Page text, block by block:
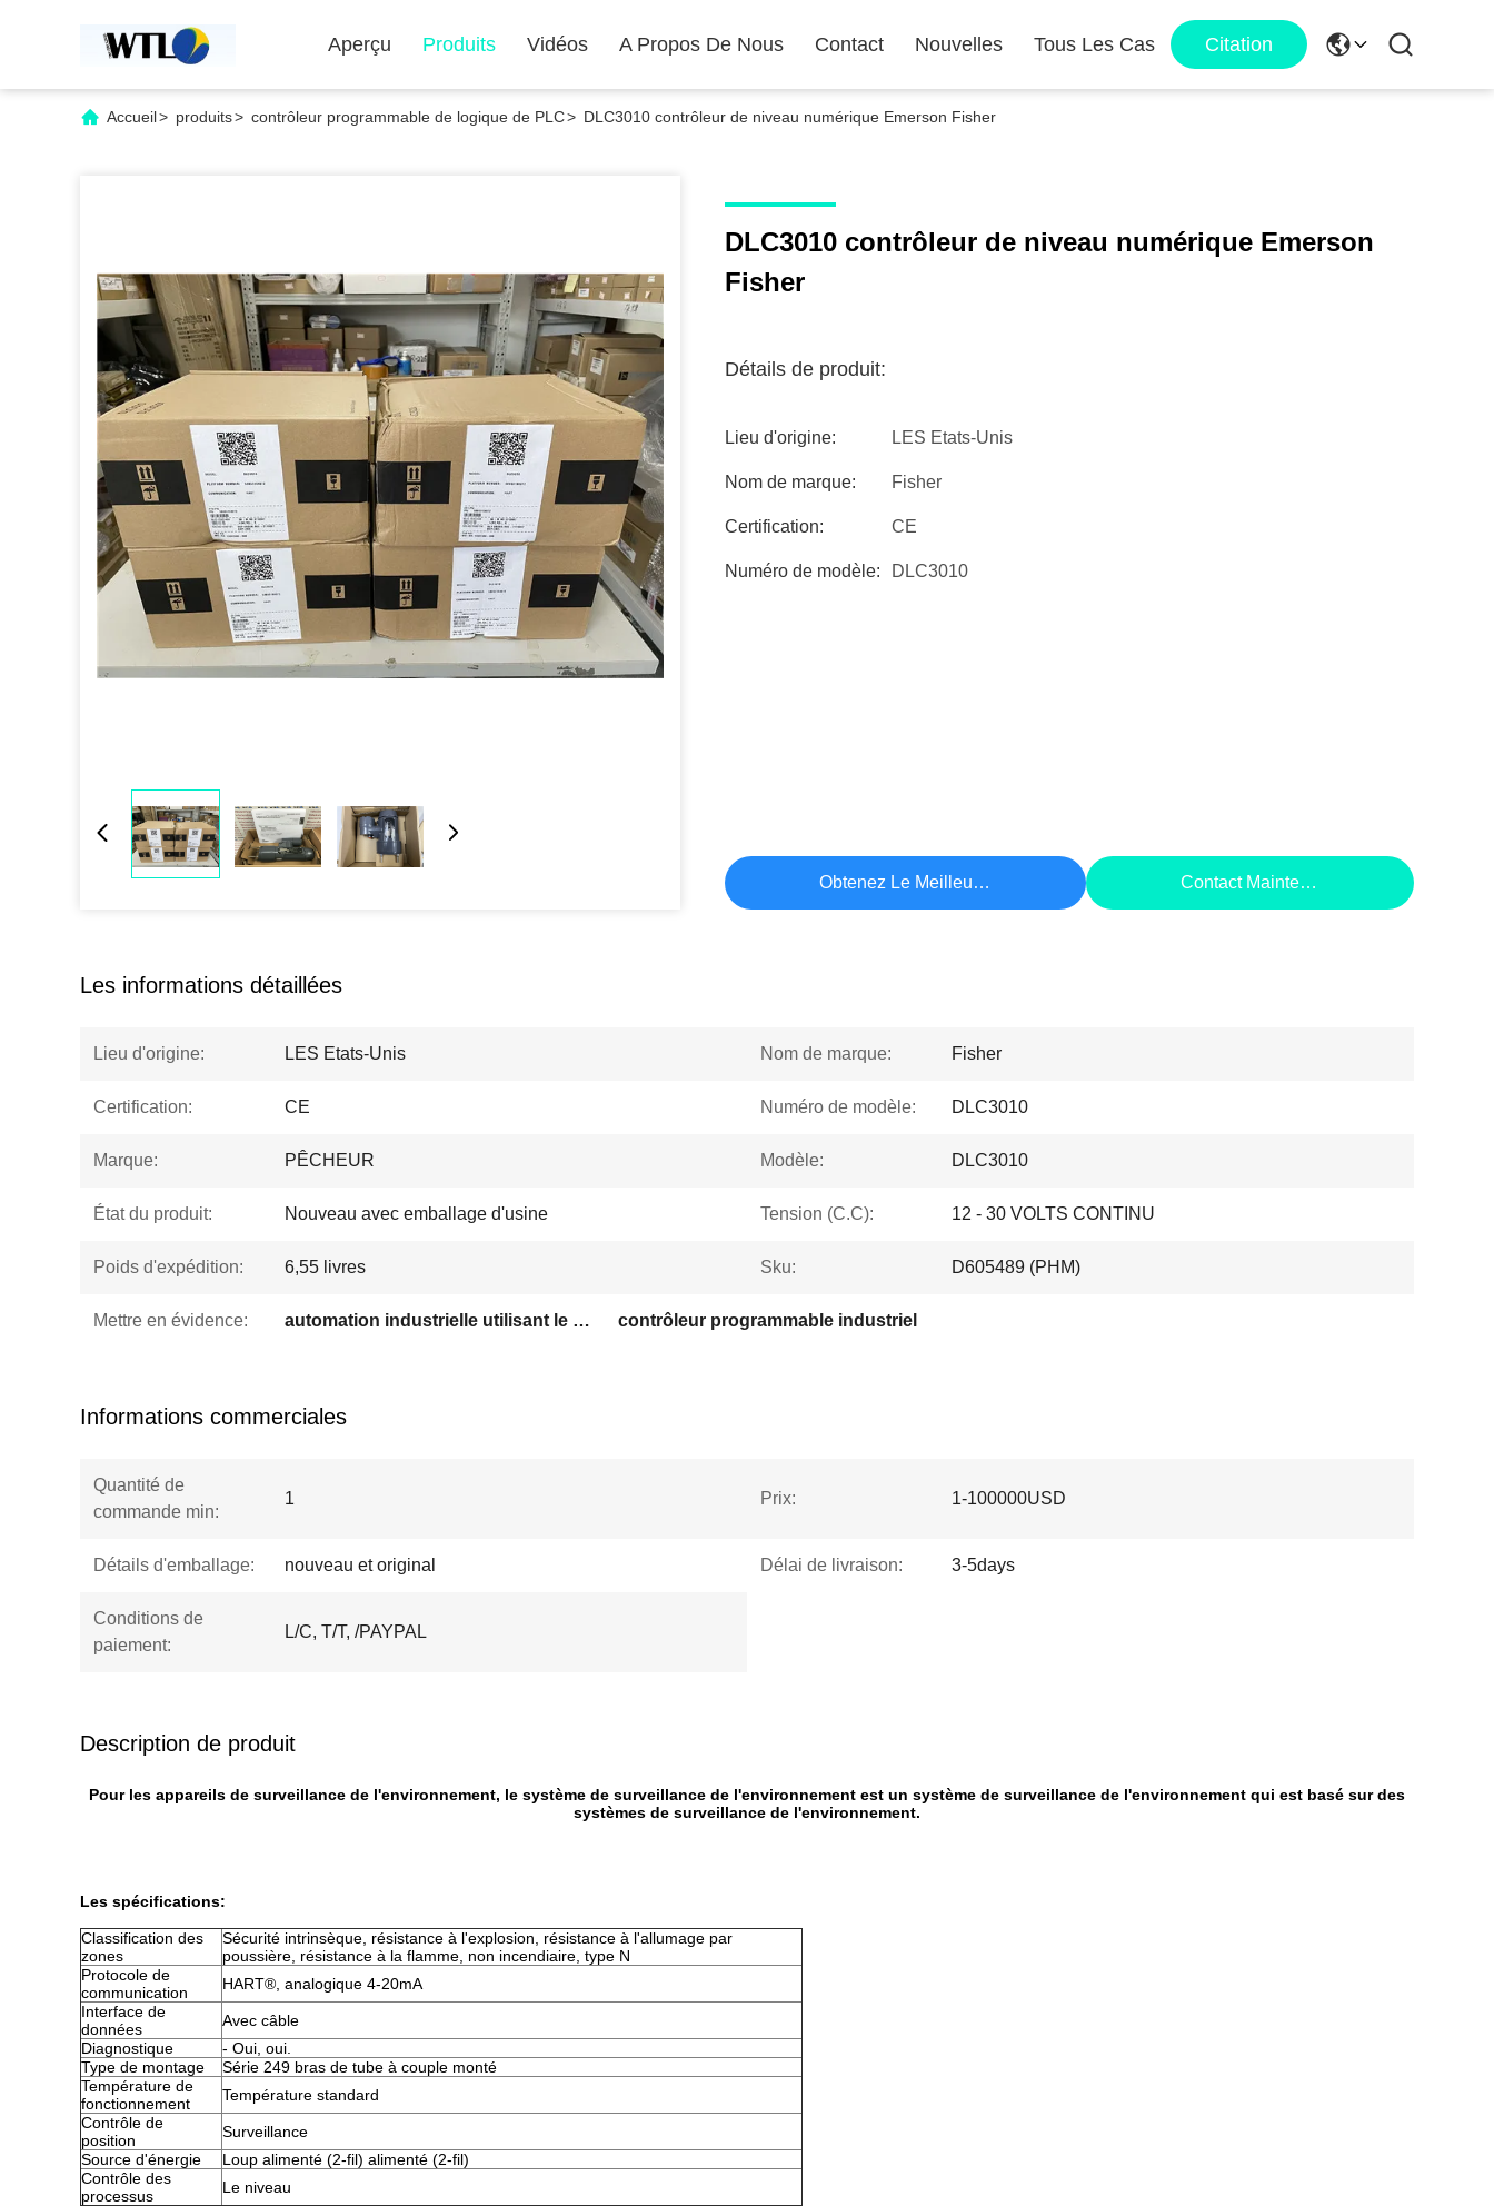
Aperçu Produits Vidéos A Propos De Nous Contact Nouvelles Tous Les Cas Citation
Accueil> produits> contrôleur programmable de logique de PLC> DLC3010 contrôleur de niveau numérique Emerson Fisher
DLC3010 contrôleur de niveau numérique Emerson
Fisher
Détails de produit:
Lieu d'origine: LES Etats-Unis
Nom de marque: Fisher
Certification: CE
Numéro de modèle: DLC3010
Obtenez Le Meilleur Prix Contact Maintenant
Les informations détaillées
Lieu d'origine: LES Etats-Unis Nom de marque: Fisher
Certification: CE Numéro de modèle: DLC3010
Marque: PÊCHEUR Modèle: DLC3010
État du produit: Nouveau avec emballage d'usine Tension (C.C): 12 - 30 VOLTS CONTINU
Poids d'expédition: 6,55 livres Sku: D605489 (PHM)
Mettre en évidence: automation industrielle utilisant le PLC contrôleur programmable industriel
Informations commerciales
Quantité de
commande min:
1 Prix: 1-100000USD
Détails d'emballage: nouveau et original Délai de livraison: 3-5days
Conditions de
paiement:
L/C, T/T, /PAYPAL
Description de produit
Pour les appareils de surveillance de l'environnement, le système de surveillance de l'environnement est un système de surveillance de l'environnement qui est basé sur des
systèmes de surveillance de l'environnement.
Les spécifications:
Classification des
zones
Sécurité intrinsèque, résistance à l'explosion, résistance à l'allumage par
poussière, résistance à la flamme, non incendiaire, type N
Protocole de
communication
HART®, analogique 4-20mA
Interface de
données
Avec câble
Diagnostique
- Oui, oui.
Type de montage
Série 249 bras de tube à couple monté
Température de
fonctionnement
Température standard
Contrôle de
position
Surveillance
Source d'énergie
Loup alimenté (2-fil) alimenté (2-fil)
Contrôle des
processus
Le niveau